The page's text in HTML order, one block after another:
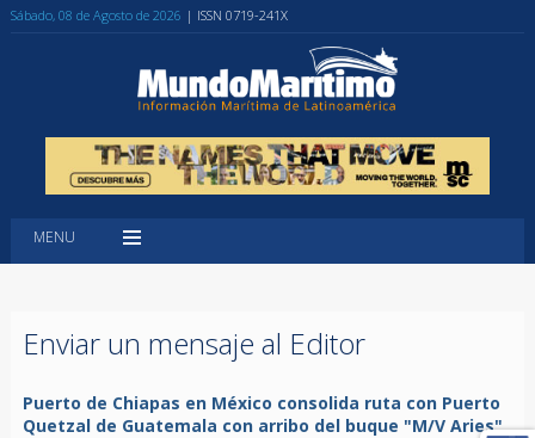
Sábado, 08 de Agosto de 2026 | ISSN 0719-241X
MENU
Enviar un mensaje al Editor
Puerto de Chiapas en México consolida ruta con Puerto
Quetzal de Guatemala con arribo del buque "M/V Aries"